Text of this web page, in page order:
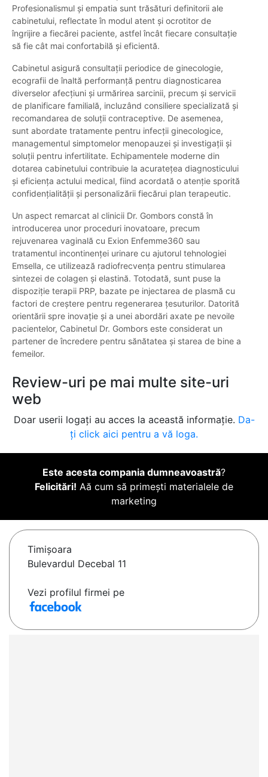
Profesionalismul și empatia sunt trăsături definitorii ale
cabinetului, reflectate în modul atent și ocrotitor de
îngrijire a fiecărei paciente, astfel încât fiecare consultație
să fie cât mai confortabilă și eficientă.
Cabinetul asigură consultații periodice de ginecologie,
ecografii de înaltă performanță pentru diagnosticarea
diverselor afecțiuni și urmărirea sarcinii, precum și servicii
de planificare familială, incluzând consiliere specializată și
recomandarea de soluții contraceptive. De asemenea,
sunt abordate tratamente pentru infecții ginecologice,
managementul simptomelor menopauzei și investigații și
soluții pentru infertilitate. Echipamentele moderne din
dotarea cabinetului contribuie la acuratețea diagnosticului
și eficiența actului medical, fiind acordată o atenție sporită
confidențialității și personalizării fiecărui plan terapeutic.
Un aspect remarcat al clinicii Dr. Gombors constă în
introducerea unor proceduri inovatoare, precum
rejuvenarea vaginală cu Exion Enfemme360 sau
tratamentul incontinenței urinare cu ajutorul tehnologiei
Emsella, ce utilizează radiofrecvența pentru stimularea
sintezei de colagen și elastină. Totodată, sunt puse la
dispoziție terapii PRP, bazate pe injectarea de plasmă cu
factori de creștere pentru regenerarea țesuturilor. Datorită
orientării spre inovație și a unei abordări axate pe nevoile
pacientelor, Cabinetul Dr. Gombors este considerat un
partener de încredere pentru sănătatea și starea de bine a
femeilor.
Review-uri pe mai multe site-uri
web
Doar userii logați au acces la această informație. Da-
ți click aici pentru a vă loga.
Este acesta compania dumneavoastră?
Felicitări! Aă cum să primești materialele de
marketing
Timişoara
Bulevardul Decebal 11
Vezi profilul firmei pe